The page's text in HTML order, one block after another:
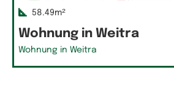
58.49m²
Wohnung in Weitra
Wohnung in Weitra